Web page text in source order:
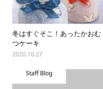
冬はすぐそこ！あったかおむ
つケーキ
2020.10.27
Staff Blog